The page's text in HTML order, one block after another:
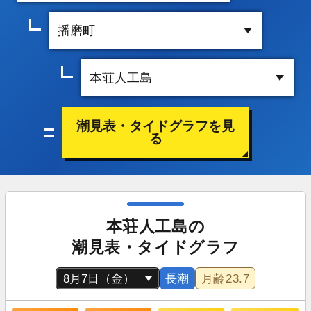
潮見表・タイドグラフを見
る
本荘人工島の
潮見表・タイドグラフ
長潮 月齢23.7